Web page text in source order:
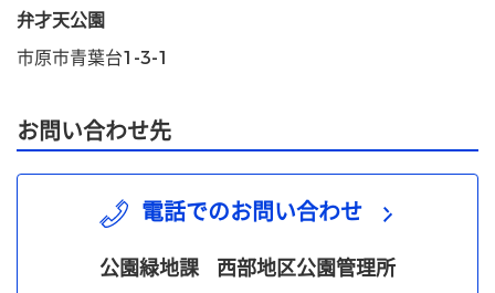
弁才天公園
市原市青葉台1-3-1
お問い合わせ先
電話でのお問い合わせ
公園緑地課 西部地区公園管理所